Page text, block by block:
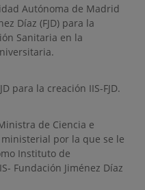
Autónoma de Madrid
Díaz (FJD) para la
Sanitaria en la
para la creación IIS-FJD.
de Ciencia e
por la que se le
Instituto de
Fundación Jiménez Díaz